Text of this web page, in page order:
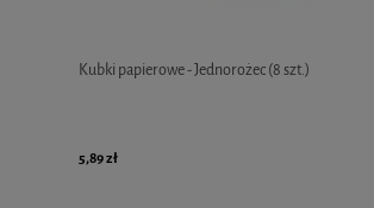
Kubki papierowe - Jednorożec (8 szt.)
5,89 zł